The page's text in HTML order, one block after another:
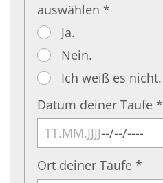
auswählen *
Ja.
Nein.
Ich weiß es nicht.
Datum deiner Taufe *
Ort deiner Taufe *